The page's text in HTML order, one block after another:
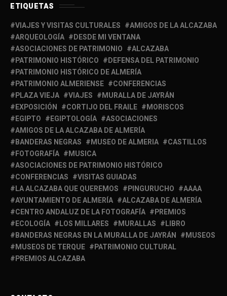
ETIQUETAS
VIAJES Y VISITAS CULTURALES
AMIGOS DE LA ALCAZABA
ARQUEOLOGÍA
DESDE MI VENTANA
ASOCIACIONES DE PATRIMONIO
ALCAZABA
PATRIMONIO HISTÓRICO
DEFENSA DEL PATRIMONIO
PATRIMONIO HISTÓRICO DE ALMERÍA
PATRIMONIO ALMERIENSE
CONFERENCIAS
PLAZA VIEJA
VIAJES
MURALLA DE JAYRÁN
EXPOSICIÓN
CORTIJO DEL FRAILE
MORISCOS
EGIPTO
EGIPTOLOGÍA
ASOCIACIONES
AMIGOS DE LA ALCAZABA DE ALMERÍA
BANDERAS NEGRAS
MUSEO DE ALMERIA
CASTILLOS
FOTOGRAFÍA
MUSICA
ASOCIACIONES DE PATRIMONIO HISTÓRICO
CONFERENCIAS
VISITAS GUIADAS
LA ALCAZABA QUE QUEREMOS
PINGURUCHO
AAAA
AYUNTAMIENTO DE ALMERÍA
ALCAZABA DE ALMERÍA
CENTRO ANDALUZ DE LA FOTOGRAFÍA
PREMIOS
ECOLOGÍA
LOS MILLARES MURALLAS
LIBRO
BANDERAS NEGRAS EN LA MURALLA DE JAYRÁN
MUSEOS
MUSEOS DE TERQUE
PATRIMONIO CULTURAL
PREMIOS ALCAZABA